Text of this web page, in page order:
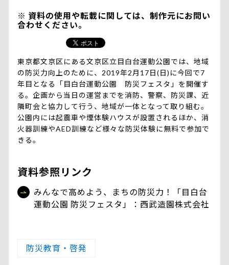
資料の使用や転載に関しては、制作元にお問い
合わせください。
東京都文京区にある文京区立目白台運動公園では、地域
の防災力向上のために、2019年2月17日(日)に今回で7
年目となる「目白台運動公園 防災フェスタ」を開催す
る。企画から当日の運営までを消防、警察、防災課、近
隣町会と協力して行う、地域が一体となって取り組む。
公園内には起震車や煙体験ハウスが設置されるほか、消
火器訓練やAED訓練など様々な防災体験に無料で参加で
きる。
資料参照リンク
みんなで高めよう、まちの防災力！「目白台
運動公園 防災フェスタ」：西武造園株式会社
防災教育・啓発